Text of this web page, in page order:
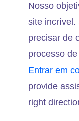
Nosso
site incrível.
precisar de
processo
Entrar em
provide
right